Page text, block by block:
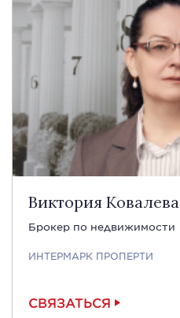
Виктория Ковалева
Брокер по недвижимости
ИНТЕРМАРК ПРОПЕРТИ
СВЯЗАТЬСЯ